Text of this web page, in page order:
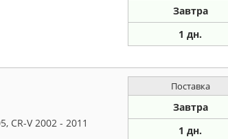
Завтра
1 дн.
CR-V 2002 - 2011
Поставка
Завтра
1 дн.